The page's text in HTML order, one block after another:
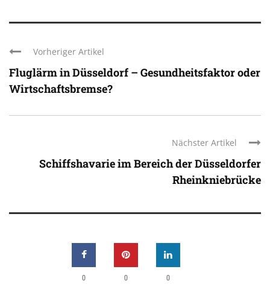
Vorheriger Artikel
Fluglärm in Düsseldorf – Gesundheitsfaktor oder
Wirtschaftsbremse?
Nächster Artikel
Schiffshavarie im Bereich der Düsseldorfer
Rheinkniebrücke
0 0 0